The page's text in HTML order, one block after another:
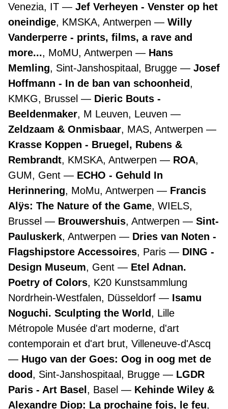
Venezia, IT
Jef Verheyen - Venster op het
oneindige, KMSKA, Antwerpen
Willy
Vanderperre - prints, films, a rave and
more..., MoMU, Antwerpen
Hans
Memling, Sint-Janshospitaal, Brugge
Josef
Hoffmann - In de ban van schoonheid,
KMKG, Brussel
Dieric Bouts -
Beeldenmaker, M Leuven, Leuven
Zeldzaam & Onmisbaar, MAS, Antwerpen
Krasse Koppen - Bruegel, Rubens &
Rembrandt, KMSKA, Antwerpen ROA,
GUM, Gent
ECHO - Gehuld In
Herinnering, MoMu, Antwerpen
Francis
Alÿs: The Nature of the Game, WIELS,
Brussel
Brouwershuis, Antwerpen
Sint-
Pauluskerk, Antwerpen
Dries van Noten -
Flagshipstore Accessoires, Paris
DING -
Design Museum, Gent
Etel Adnan.
Poetry of Colors, K20 Kunstsammlung
Nordrhein-Westfalen, Düsseldorf
Isamu
Noguchi. Sculpting the World, Lille
Métropole Musée d'art moderne, d'art
contemporain et d'art brut, Villeneuve-d'Ascq
Hugo van der Goes: Oog in oog met de
dood, Sint-Janshospitaal, Brugge
LGDR
Paris - Art Basel , Basel
Kehinde Wiley &
Alexandre Diop: La prochaine fois, le feu,